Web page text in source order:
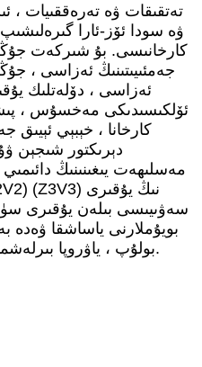
ۋە سودا ئۆز-ئارا
كارخانىسى. بۇ شىركەت
جەمئىيىتىنىڭ ئەزاسى ،
ئەزاسى ، دۆلەتلىك
ئۆلكىسىدىكى مەخسۇس ،
كارخانا ، خېبېي ئېيىق
دېرىكتور شىجېن
مەسلىھەت يىغىنىنىڭ
سەۋىيىسى بىلەن يۇقىرى
بويۇملارنى ياساشقا ۋەدە
JITO بولۇپ ، ياۋروپا بىرلەشمىسىدىمۇ تىزىمغا ئېلىنغان.